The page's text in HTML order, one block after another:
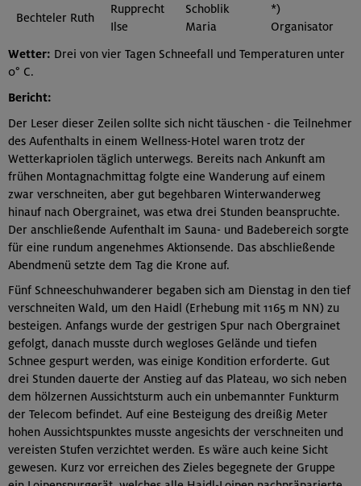
Bechteler Ruth
Rupprecht
Ilse
Schoblik
Maria
*)
Organisator
Wetter: Drei von vier Tagen Schneefall und Temperaturen unter
0° C.
Bericht:
Der Leser dieser Zeilen sollte sich nicht täuschen - die Teilnehmer
des Aufenthalts in einem Wellness-Hotel waren trotz der
Wetterkapriolen täglich unterwegs. Bereits nach Ankunft am
frühen Montagnachmittag folgte eine Wanderung auf einem
zwar verschneiten, aber gut begehbaren Winterwanderweg
hinauf nach Obergrainet, was etwa drei Stunden beanspruchte.
Der anschließende Aufenthalt im Sauna- und Badebereich sorgte
für eine rundum angenehmes Aktionsende. Das abschließende
Abendmenü setzte dem Tag die Krone auf.
Fünf Schneeschuhwanderer begaben sich am Dienstag in den tief
verschneiten Wald, um den Haidl (Erhebung mit 1165 m NN) zu
besteigen. Anfangs wurde der gestrigen Spur nach Obergrainet
gefolgt, danach musste durch wegloses Gelände und tiefen
Schnee gespurt werden, was einige Kondition erforderte. Gut
drei Stunden dauerte der Anstieg auf das Plateau, wo sich neben
dem hölzernen Aussichtsturm auch ein unbemannter Funkturm
der Telecom befindet. Auf eine Besteigung des dreißig Meter
hohen Aussichtspunktes musste angesichts der verschneiten und
vereisten Stufen verzichtet werden. Es wäre auch keine Sicht
gewesen. Kurz vor erreichen des Zieles begegnete der Gruppe